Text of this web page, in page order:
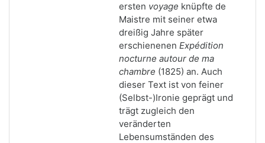
ersten voyage knüpfte de
Maistre mit seiner etwa
dreißig Jahre später
erschienenen Expédition
nocturne autour de ma
chambre (1825) an. Auch
dieser Text ist von feiner
(Selbst-)Ironie geprägt und
trägt zugleich den
veränderten
Lebensumständen des